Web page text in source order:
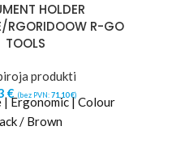
HOLDER
RGORIDOOW R-GO
TOOLS
produkti
€ (bez PVN:71,10€)
| Ergonomic | Colour
/ Brown